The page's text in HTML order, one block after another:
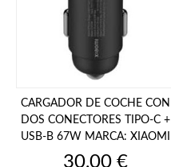
CARGADOR DE COCHE CON
DOS CONECTORES TIPO-C +
USB-B 67W MARCA: XIAOMI
Precio
30,00 €